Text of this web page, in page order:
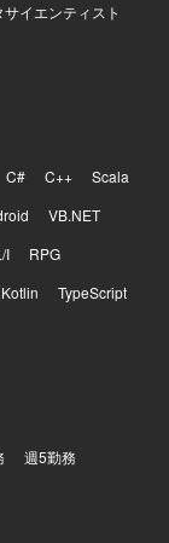
イエンティスト
C# C++
Scala
VB.NET
I
RPG
Kotlin
TypeScript
週5勤務